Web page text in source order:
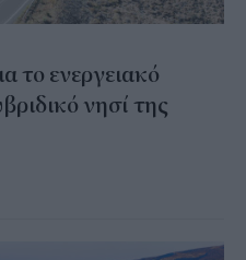
το ενεργειακό
νησί της